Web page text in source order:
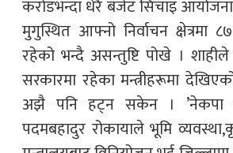
करोडभन्दा धेरै बजेट सिँचाइ
मुगुस्थित आफ्नो निर्वाचन क्षेत्रमा
रहेको भन्दै असन्तुष्टि पोखे ।
सरकारमा रहेका मन्त्रीहरूमा
अझै पनि हट्न सकेन । ’नेकपा
पदमबहादुर रोकायाले भूमि